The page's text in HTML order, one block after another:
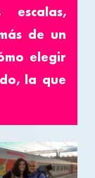
de un
elegir
la que